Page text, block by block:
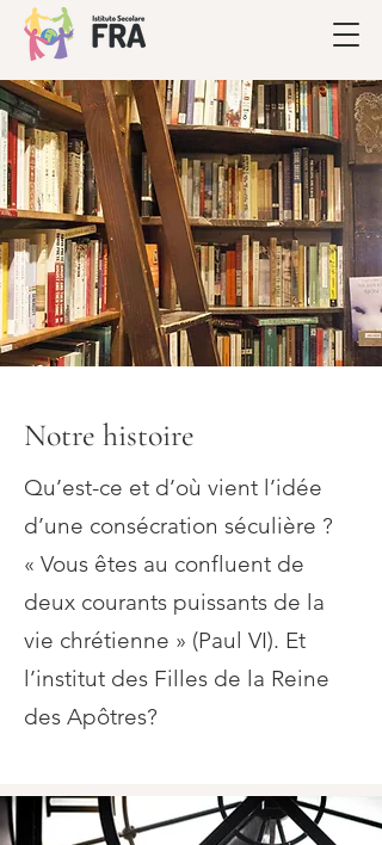
Notre histoire
Qu’est-ce et d’où vient l’idée
d’une consécration séculière ?
« Vous êtes au confluent de
deux courants puissants de la
vie chrétienne » (Paul VI). Et
l’institut des Filles de la Reine
des Apôtres?